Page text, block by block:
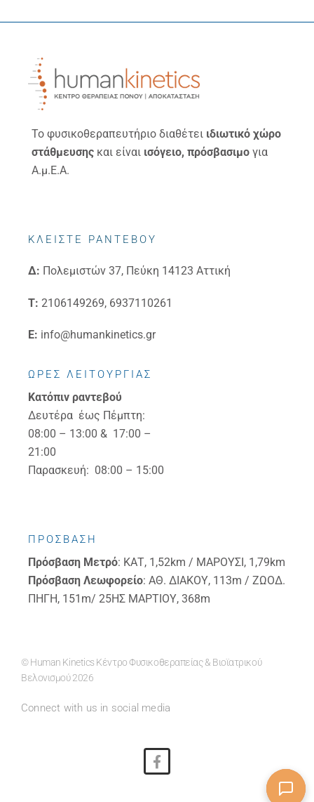
Το φυσικοθεραπευτήριο διαθέτει ιδιωτικό χώρο
στάθμευσης και είναι ισόγειο, πρόσβασιμο για
Α.μ.Ε.Α.
ΚΛΕΙΣΤΕ ΡΑΝΤΕΒΟΥ
Δ: Πολεμιστών 37, Πεύκη 14123 Αττική
Τ: 2106149269, 6937110261
E: info@humankinetics.gr
ΩΡΕΣ ΛΕΙΤΟΥΡΓΙΑΣ
Κατόπιν ραντεβού
Δευτέρα έως Πέμπτη:
08:00 – 13:00 & 17:00 –
21:00
Παρασκευή: 08:00 – 15:00
ΠΡΟΣΒΑΣΗ
Πρόσβαση Μετρό: ΚΑΤ, 1,52km / ΜΑΡΟΥΣΙ, 1,79km
Πρόσβαση Λεωφορείο: ΑΘ. ΔΙΑΚΟΥ, 113m / ΖΩΟΔ.
ΠΗΓΗ, 151m/ 25ΗΣ ΜΑΡΤΙΟΥ, 368m
© Human Kinetics Κέντρο Φυσικοθεραπείας & Βιοϊατρικού
Βελονισμού 2026
Connect with us in social media